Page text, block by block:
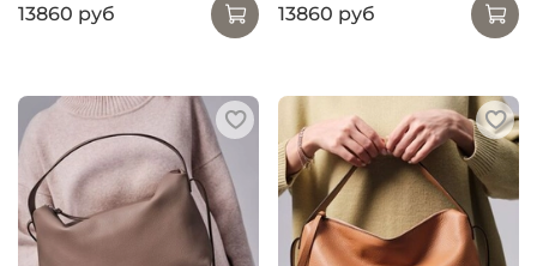
13860 руб
13860 руб